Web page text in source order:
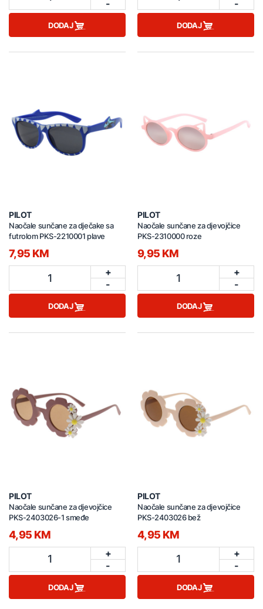
-
DODAJ
-
DODAJ
PILOT
Naočale sunčane za dječake sa
futrolom PKS-2210001 plave
7,95 KM
1
+
-
DODAJ
PILOT
Naočale sunčane za djevojčice
PKS-2310000 roze
9,95 KM
1
+
-
DODAJ
PILOT
Naočale sunčane za djevojčice
PKS-2403026-1 smeđe
4,95 KM
1
+
-
DODAJ
PILOT
Naočale sunčane za djevojčice
PKS-2403026 bež
4,95 KM
1
+
-
DODAJ